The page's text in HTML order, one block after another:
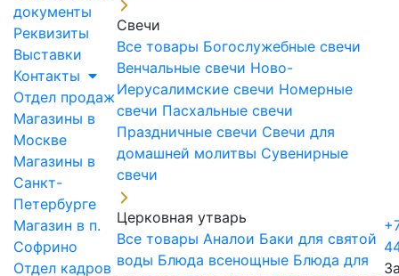
документы
Реквизиты
Выставки
Контакты
Отдел продаж
Магазины в
Москве
Магазины в
Санкт-
Петербурге
Магазин в п.
Софрино
Отдел кадров
Свечи
Все товары Богослужебные свечи
Венчальные свечи Ново-
Иерусалимские свечи Номерные
свечи Пасхальные свечи
Праздничные свечи Свечи для
домашней молитвы Сувенирные
свечи
Церковная утварь
Все товары Аналои Баки для святой
воды Блюда всенощные Блюда для